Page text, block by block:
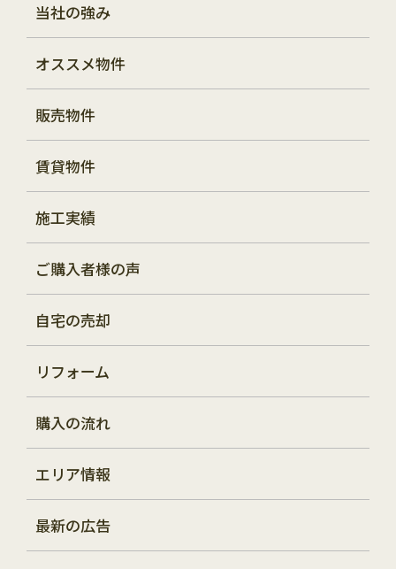
当社の強み
オススメ物件
販売物件
賃貸物件
施工実績
ご購入者様の声
自宅の売却
リフォーム
購入の流れ
エリア情報
最新の広告